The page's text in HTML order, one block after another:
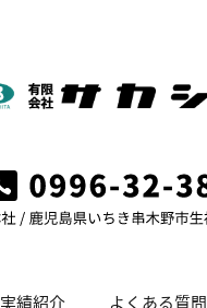
実績紹介 よくある質問